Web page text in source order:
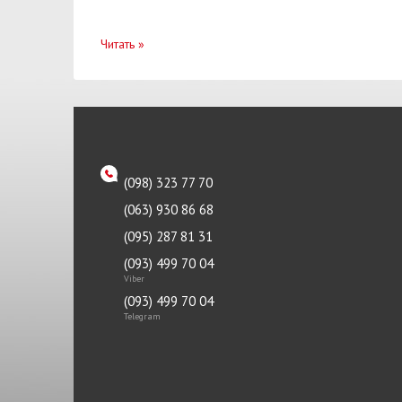
Читать »
(098) 323 77 70
(063) 930 86 68
(095) 287 81 31
(093) 499 70 04
Viber
(093) 499 70 04
Telegram